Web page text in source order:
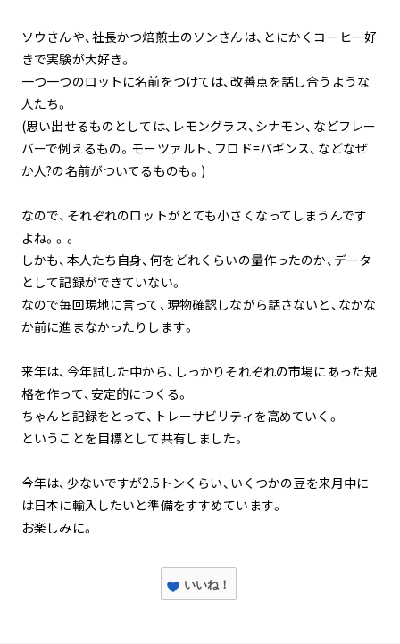
ソウさんや、社長かつ焙煎士のソンさんは、とにかくコーヒー好
きで実験が大好き。
一つ一つのロットに名前をつけては、改善点を話し合うような
人たち。
(思い出せるものとしては、レモングラス、シナモン、などフレー
バーで例えるもの。モーツァルト、フロド=バギンス、などなぜ
か人?の名前がついてるものも。)
なので、それぞれのロットがとても小さくなってしまうんです
よね。。。
しかも、本人たち自身、何をどれくらいの量作ったのか、データ
として記録ができていない。
なので毎回現地に言って、現物確認しながら話さないと、なかな
か前に進まなかったりします。
来年は、今年試した中から、しっかりそれぞれの市場にあった規
格を作って、安定的につくる。
ちゃんと記録をとって、トレーサビリティを高めていく。
ということを目標として共有しました。
今年は、少ないですが2.5トンくらい、いくつかの豆を来月中に
は日本に輸入したいと準備をすすめています。
お楽しみに。
いいね！